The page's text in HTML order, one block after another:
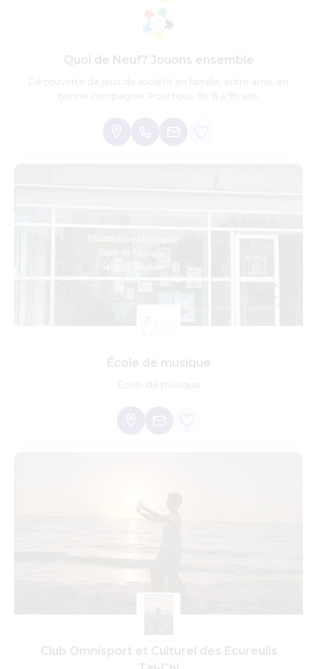
Quoi de Neuf? Jouons ensemble
Découverte de jeux de société en famille, entre amis, en
bonne compagnie. Pour tous, de 8 à 99 ans.
École de musique
Ecole de musique
Club Omnisport et Culturel des Ecureuils